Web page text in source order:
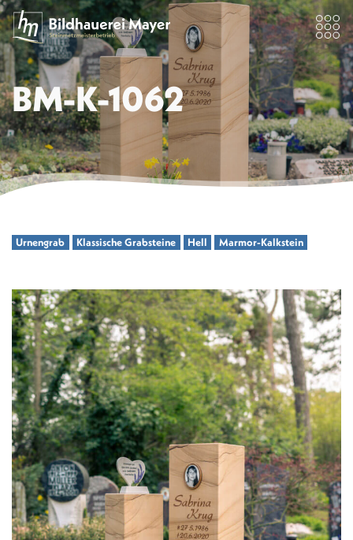
BM-K-1062
Urnengrab Klassische Grabsteine Hell Marmor-Kalkstein